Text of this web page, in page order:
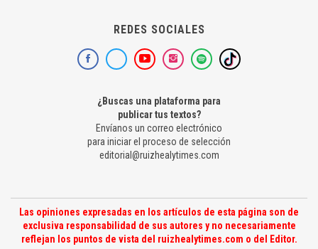
REDES SOCIALES
¿Buscas una plataforma para
publicar tus textos?
Envíanos un correo electrónico
para iniciar el proceso de selección
editorial@ruizhealytimes.com
Las opiniones expresadas en los artículos de esta página son de
exclusiva responsabilidad de sus autores y no necesariamente
reflejan los puntos de vista del ruizhealytimes.com o del Editor.